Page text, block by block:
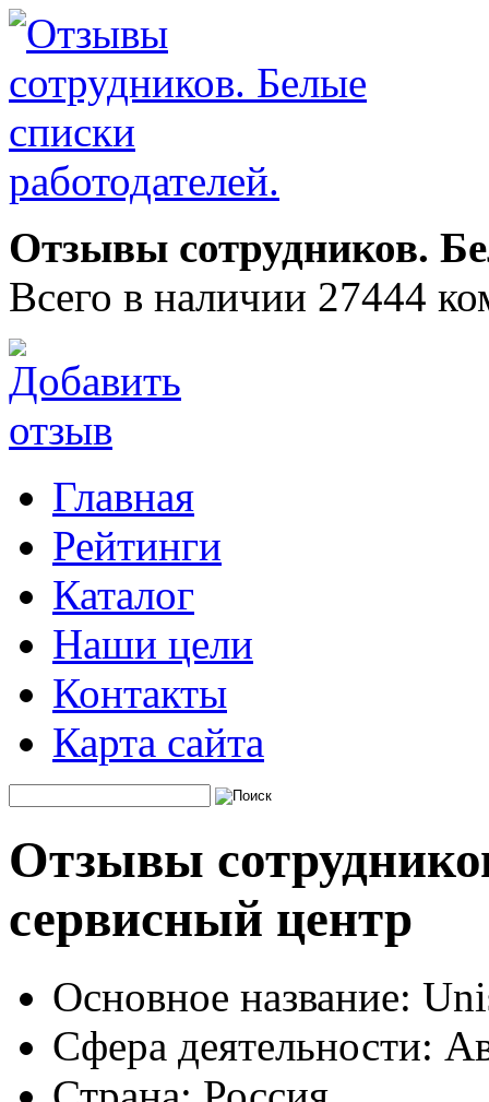
Отзывы сотрудников.
Всего в наличии 27444
Главная
Рейтинги
Каталог
Наши цели
Контакты
Карта сайта
Отзывы
сервисный центр
Основное название:
Сфера деятельности: